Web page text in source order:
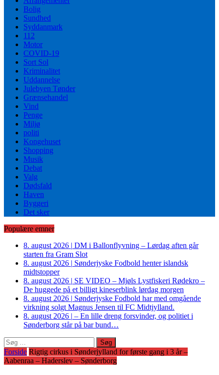
Bolig
Sundhed
Syddanmark
112
Motor
COVID-19
Sort Sol
Kriminalitet
Uddannelse
Julebyen Tønder
Grænsehandel
Vind
Penge
Miljø
politi
Kongehuset
Shopping
Musik
Debat
Valg
Dødsfald
Haven
Byggeri
Det sker
Populære emner
8. august 2026 | DM i Ballonflyvning – Lørdag aften går
starten fra Gram Slot
8. august 2026 | Sønderjyske Fodbold henter islandsk
midtstopper
8. august 2026 | SE VIDEO – Mjøls Lystfiskeri Rødekro –
De huggede på et billigt kineserblink lørdag morgen
8. august 2026 | Sønderjyske Fodbold har med omgående
virkning solgt Magnus Jensen til FC Midtjylland.
8. august 2026 | – En lille dreng forsvinder, og politiet i
Sønderborg står på bar bund…
Søg
efter:
Forside Rigtig cirkus i Sønderjylland for første gang i 3 år –
Aabenraa – Haderslev – Sønderborg